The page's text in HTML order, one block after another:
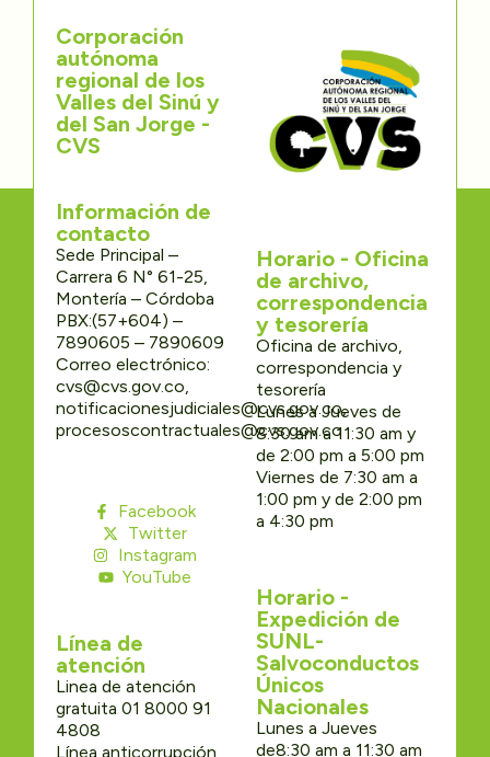
Trámites y Servicios
Contáctenos
Corporación
autónoma
regional de los
Valles del Sinú y
del San Jorge -
CVS
Información de
contacto
Sede Principal –
Carrera 6 N° 61-25,
Montería – Córdoba
PBX:(57+604) –
7890605 – 7890609
Correo electrónico:
cvs@cvs.gov.co,
notificacionesjudiciales@cvs.gov.co,
procesoscontractuales@cvs.gov.co
Facebook
Twitter
Instagram
YouTube
Línea de
atención
Linea de atención
gratuita 01 8000 91
4808
Línea anticorrupción
Horario - Oficina
de archivo,
correspondencia
y tesorería
Oficina de archivo,
correspondencia y
tesorería
Lunes a Jueves de
8:30 am a 11:30 am y
de 2:00 pm a 5:00 pm
Viernes de 7:30 am a
1:00 pm y de 2:00 pm
a 4:30 pm
Horario -
Expedición de
SUNL-
Salvoconductos
Únicos
Nacionales
Lunes a Jueves
de8:30 am a 11:30 am